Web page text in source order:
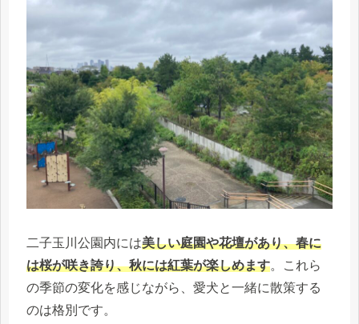
二子玉川公園内には美しい庭園や花壇があり、春に
は桜が咲き誇り、秋には紅葉が楽しめます。これら
の季節の変化を感じながら、愛犬と一緒に散策する
のは格別です。